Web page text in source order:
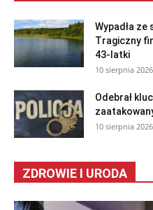
Wypadła
Tragiczny
43-latki
10 sierpnia
Odebrał
10 sierpnia
ZDROWIE I URODA